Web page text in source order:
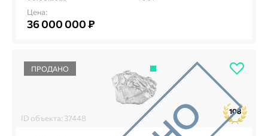
Цена:
36 000 000 ₽
ПРОДАНО
ID объекта: 37448
108